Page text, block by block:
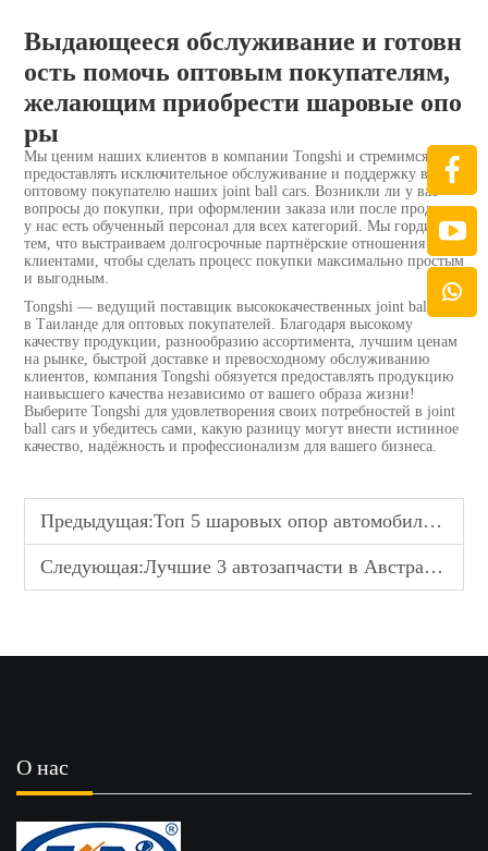
Выдающееся обслуживание и готовн
ость помочь оптовым покупателям,
желающим приобрести шаровые опо
ры
Мы ценим наших клиентов в компании Tongshi и стремимся
предоставлять исключительное обслуживание и поддержку вам,
оптовому покупателю наших joint ball cars. Возникли ли у вас
вопросы до покупки, при оформлении заказа или после продажи:
у нас есть обученный персонал для всех категорий. Мы гордимся
тем, что выстраиваем долгосрочные партнёрские отношения с
клиентами, чтобы сделать процесс покупки максимально простым
и выгодным.
Tongshi — ведущий поставщик высококачественных joint ball cars
в Таиланде для оптовых покупателей. Благодаря высокому
качеству продукции, разнообразию ассортимента, лучшим ценам
на рынке, быстрой доставке и превосходному обслуживанию
клиентов, компания Tongshi обязуется предоставлять продукцию
наивысшего качества независимо от вашего образа жизни!
Выберите Tongshi для удовлетворения своих потребностей в joint
ball cars и убедитесь сами, какую разницу могут внести истинное
качество, надёжность и профессионализм для вашего бизнеса.
Предыдущая:Топ 5 шаровых опор автомобилей в Германии
Следующая:Лучшие 3 автозапчасти в Австралии
О нас